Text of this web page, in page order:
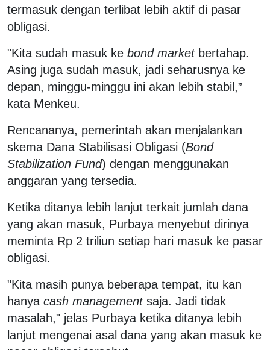
termasuk dengan terlibat lebih aktif di pasar
obligasi.
"Kita sudah masuk ke bond marketbertahap.
Asing juga sudah masuk, jadi seharusnya ke
depan, minggu-minggu ini akan lebih stabil,”
kata Menkeu.
Rencananya, pemerintah akan menjalankan
skema Dana Stabilisasi Obligasi (Bond
Stabilization Fund) dengan menggunakan
anggaran yang tersedia.
Ketika ditanya lebih lanjut terkait jumlah dana
yang akan masuk, Purbaya menyebut dirinya
meminta Rp 2 triliun setiap hari masuk ke pasar
obligasi.
"Kita masih punya beberapa tempat, itu kan
hanya cash managementsaja. Jadi tidak
masalah," jelas Purbaya ketika ditanya lebih
lanjut mengenai asal dana yang akan masuk ke